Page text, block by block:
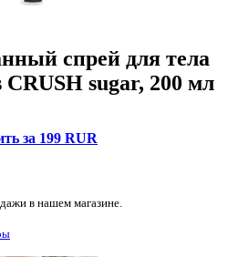
спрей для тела
sugar, 200 мл
за 199 RUR
в нашем магазине.